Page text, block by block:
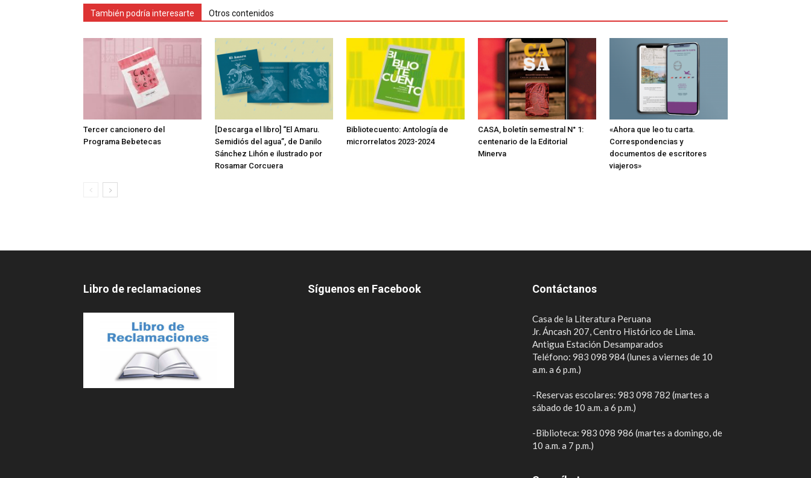
También podría interesarte Otros contenidos
Tercer cancionero del
Programa Bebetecas
[Descarga el libro] “El Amaru.
Semidiós del agua”, de Danilo
Sánchez Lihón e ilustrado por
Rosamar Corcuera
Bibliotecuento: Antología de
microrrelatos 2023-2024
CASA, boletín semestral N° 1:
centenario de la Editorial
Minerva
«Ahora que leo tu carta.
Correspondencias y
documentos de escritores
viajeros»
Libro de reclamaciones Síguenos en Facebook Contáctanos
Casa de la Literatura Peruana
Jr. Áncash 207, Centro Histórico de Lima.
Antigua Estación Desamparados
Teléfono: 983 098 984 (lunes a viernes de 10
a.m. a 6 p.m.)
-Reservas escolares: 983 098 782 (martes a
sábado de 10 a.m. a 6 p.m.)
-Biblioteca: 983 098 986 (martes a domingo, de
10 a.m. a 7 p.m.)